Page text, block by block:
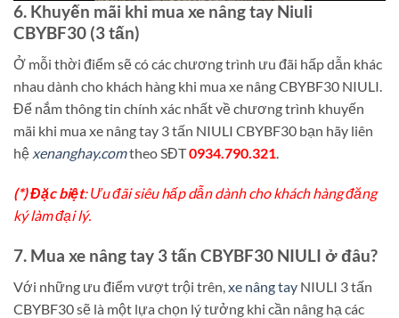
6. Khuyến mãi khi mua xe nâng tay Niuli
CBYBF30 (3 tấn)
Ở mỗi thời điểm sẽ có các chương trình ưu đãi hấp dẫn khác
nhau dành cho khách hàng khi mua xe nâng CBYBF30 NIULI.
Để nắm thông tin chính xác nhất về chương trình khuyến
mãi khi mua xe nâng tay 3 tấn NIULI CBYBF30 bạn hãy liên
hệ xenanghay.comtheo SĐT0934.790.321
(*) Đặc biệt: Ưu đãi siêu hấp dẫn dành cho khách hàng đăng
ký làm đại lý.
7. Mua xe nâng tay 3 tấn CBYBF30 NIULI ở đâu?
Với những ưu điểm vượt trội trên,xe nâng tay NIULI 3 tấn
CBYBF30 sẽ là một lựa chọn lý tưởng khi cần nâng hạ các